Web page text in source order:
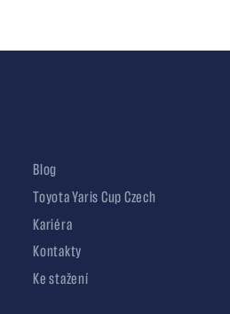
Blog
Toyota Yaris Cup Czech
Kariéra
Kontakty
Ke stažení